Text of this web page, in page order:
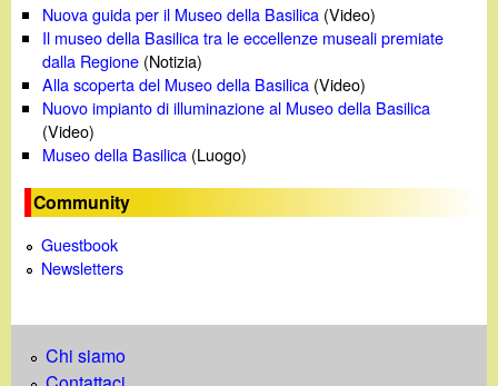
Nuova guida per il Museo della Basilica (Video)
Il museo della Basilica tra le eccellenze museali premiate
dalla Regione (Notizia)
Alla scoperta del Museo della Basilica (Video)
Nuovo impianto di illuminazione al Museo della Basilica
(Video)
Museo della Basilica (Luogo)
Community
Guestbook
Newsletters
Chi siamo